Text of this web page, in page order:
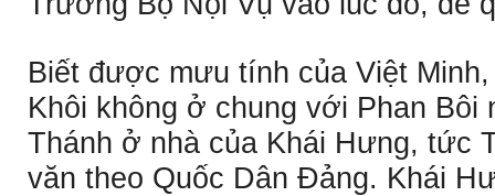
Biết được mưu tính của Việt
Khôi không ở chung với Phan Bôi
Thánh ở nhà của Khái Hưng, tức
văn theo Quốc Dân Ðảng. Khái